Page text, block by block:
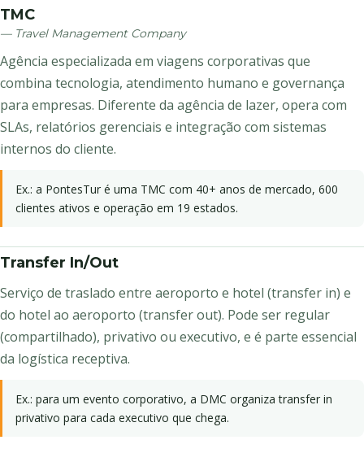
TMC
— Travel Management Company
Agência especializada em viagens corporativas que
combina tecnologia, atendimento humano e governança
para empresas. Diferente da agência de lazer, opera com
SLAs, relatórios gerenciais e integração com sistemas
internos do cliente.
Ex.: a PontesTur é uma TMC com 40+ anos de mercado, 600
clientes ativos e operação em 19 estados.
Transfer In/Out
Serviço de traslado entre aeroporto e hotel (transfer in) e
do hotel ao aeroporto (transfer out). Pode ser regular
(compartilhado), privativo ou executivo, e é parte essencial
da logística receptiva.
Ex.: para um evento corporativo, a DMC organiza transfer in
privativo para cada executivo que chega.